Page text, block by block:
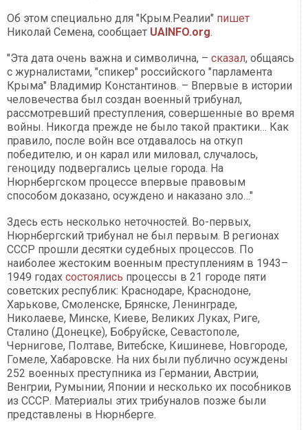
Об этом специально для "Крым.Реалии" пишет
Николай Семена, сообщает UAINFO.org.
"Эта дата очень важна и символична, – сказал, общаясь
с журналистами, "спикер" российского "парламента
Крыма" Владимир Константинов. – Впервые в истории
человечества был создан военный трибунал,
рассмотревший преступления, совершенные во время
войны. Никогда прежде не было такой практики… Как
правило, после войн все отдавалось на откуп
победителю, и он карал или миловал, случалось,
геноциду подвергались целые города. На
Нюрнбергском процессе впервые правовым
способом доказано, осуждено и наказано зло…"
Здесь есть несколько неточностей. Во-первых,
Нюрнбергский трибунал не был первым. В регионах
СССР прошли десятки судебных процессов. По
наиболее жестоким военным преступлениям в 1943–
1949 годах состоялись процессы в 21 городе пяти
советских республик: Краснодаре, Краснодоне,
Харькове, Смоленске, Брянске, Ленинграде,
Николаеве, Минске, Киеве, Великих Луках, Риге,
Сталино (Донецке), Бобруйске, Севастополе,
Чернигове, Полтаве, Витебске, Кишиневе, Новгороде,
Гомеле, Хабаровске. На них были публично осуждены
252 военных преступника из Германии, Австрии,
Венгрии, Румынии, Японии и несколько их пособников
из СССР. Материалы этих трибуналов позже были
представлены в Нюрнберге.